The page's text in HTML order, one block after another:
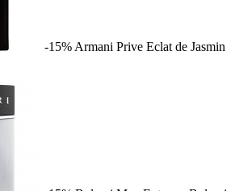
-15% Armani Prive Eclat de Jasmin